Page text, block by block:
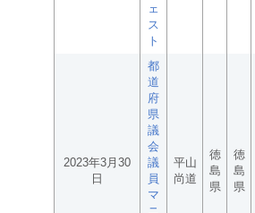
ェ
ス
ト
2023年3月30
日
都
道
府
県
議
会
議
員
マ
平山
尚道
徳
島
県
徳
島
県